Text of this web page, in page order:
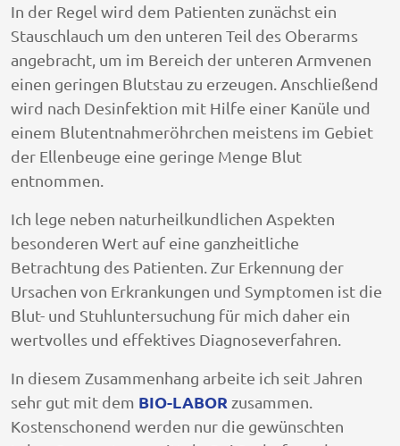
In der Regel wird dem Patienten zunächst ein
Stauschlauch um den unteren Teil des Oberarms
angebracht, um im Bereich der unteren Armvenen
einen geringen Blutstau zu erzeugen. Anschließend
wird nach Desinfektion mit Hilfe einer Kanüle und
einem Blutentnahmeröhrchen meistens im Gebiet
der Ellenbeuge eine geringe Menge Blut
entnommen.
Ich lege neben naturheilkundlichen Aspekten
besonderen Wert auf eine ganzheitliche
Betrachtung des Patienten. Zur Erkennung der
Ursachen von Erkrankungen und Symptomen ist die
Blut- und Stuhluntersuchung für mich daher ein
wertvolles und effektives Diagnoseverfahren.
In diesem Zusammenhang arbeite ich seit Jahren
sehr gut mit dem BIO-LABOR zusammen.
Kostenschonend werden nur die gewünschten